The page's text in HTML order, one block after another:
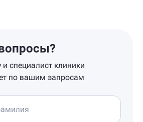
и специалист клиники
по вашим запросам